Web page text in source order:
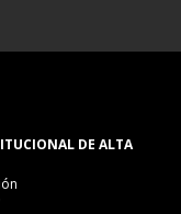
DE ALTA